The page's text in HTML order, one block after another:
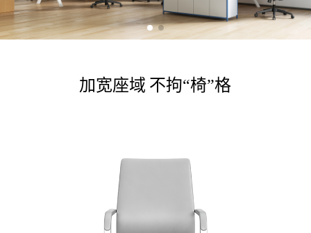
加宽座域 不拘“椅”格